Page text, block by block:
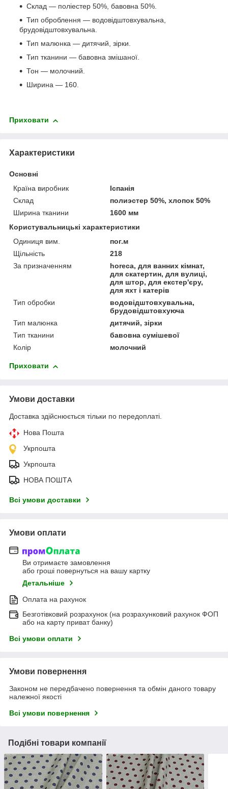
Склад — поліестер 50%, бавовна 50%.
Тип оброблення — водовідштовхувальна,
брудовідштовхувальна.
Тип малюнка — дитячий, зірки.
Тип тканини — бавовна змішаної.
Тон — молочний.
Ширина — 160.
Приховати
Характеристики
Основні
Країна виробник
Іспанія
Склад
полиэстер 50%, хлопок 50%
Ширина тканини
1600 мм
Користувальницькі характеристики
Одиниця вим.
пог.м
Щільність
218
За призначенням
horeca, для ванних кімнат,
для скатертин, для вулиці,
для штор, для екстер'єру,
для яхт і катерів
Тип обробки
водовідштовхувальна,
брудовідштовхуюча
Тип малюнка
дитячий, зірки
Тип тканини
бавовна сумішевої
Колір
молочний
Приховати
Умови доставки
Доставка здійснюється тільки по передоплаті.
Нова Пошта
Укрпошта
Укрпошта
НОВА ПОШТА
Всі умови доставки
Умови оплати
Ви отримаєте замовлення
або гроші повернуться на вашу картку
Детальніше
Оплата на рахунок
Безготівковий розрахунок (на розрахунковий рахунок ФОП
або на карту приват банку)
Всі умови оплати
Умови повернення
Законом не передбачено повернення та обмін даного товару
належної якості
Всі умови повернення
Подібні товари компанії